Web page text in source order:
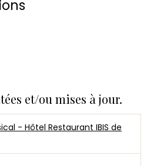
et/ou mises à jour.
- Hôtel Restaurant IBIS de